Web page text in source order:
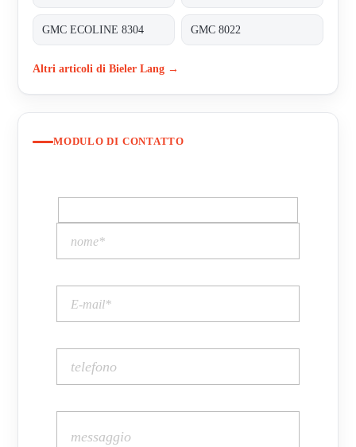
GMC ECOLINE 8304 GMC 8022
Altri articoli di Bieler Lang →
MODULO DI CONTATTO